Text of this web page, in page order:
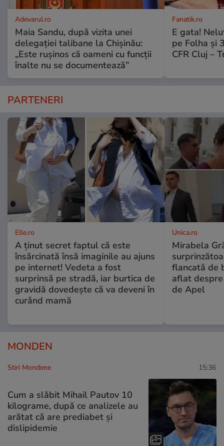
Adevarul.ro
Maia Sandu, după vizita unei
delegației talibane la Chișinău:
„Este rușinos că oameni cu funcții
înalte nu se documentează”
Fanatik.ro
E gata!
pe Folha și
CFR Cluj –
PARTENERI
Elle.ro
A ținut secret faptul că este
însărcinată însă imaginile au ajuns
pe internet! Vedeta a fost
surprinsă pe stradă, iar burtica de
gravidă dovedește că va deveni în
curând mamă
Unica.ro
Mirabela
flancată de
aflat
de Apel
MONDEN
Stiri Mondene 15:36
Cum a slăbit Mihail Pautov 10
kilograme, după ce analizele au
arătat că are prediabet și
dislipidemie